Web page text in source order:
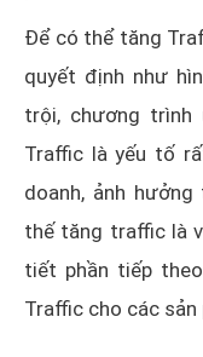
Để có thể tăng
quyết định như
trội, chương trình
Traffic là yếu tố
doanh, ảnh
thế tăng traffic là
tiết phần tiếp
Traffic cho các sản